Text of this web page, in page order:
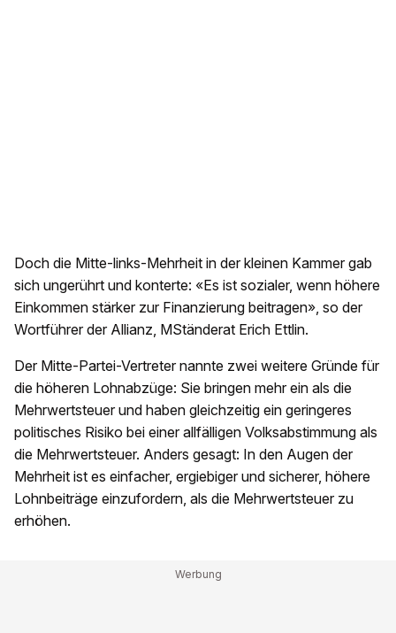
Doch die Mitte-links-Mehrheit in der kleinen Kammer gab
sich ungerührt und konterte: «Es ist sozialer, wenn höhere
Einkommen stärker zur Finanzierung beitragen», so der
Wortführer der Allianz, MStänderat Erich Ettlin.
Der Mitte-Partei-Vertreter nannte zwei weitere Gründe für
die höheren Lohnabzüge: Sie bringen mehr ein als die
Mehrwertsteuer und haben gleichzeitig ein geringeres
politisches Risiko bei einer allfälligen Volksabstimmung als
die Mehrwertsteuer. Anders gesagt: In den Augen der
Mehrheit ist es einfacher, ergiebiger und sicherer, höhere
Lohnbeiträge einzufordern, als die Mehrwertsteuer zu
erhöhen.